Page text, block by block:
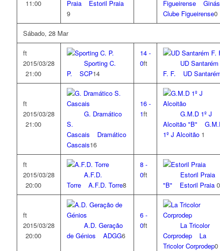
11:00 Praia
Estoril Praia
9
Figueirense
Clube Figueirense0
Sábado, 28 Mar
ft
2015/03/28
21:00
Sporting C.
P.
SCP14
14-
0ft
UD Santarém
F. F.
UD
ft
2015/03/28
21:00
G. Dramático
S.
Cascais
Dramático
Cascais16
16-
1ft
G.M.D 1º J
Alcoitão "B"
1º J Alcoitão 1
ft
2015/03/28
20:00
A.F.D.
Torre
A.F.D. Torre8
8-
0ft
Estoril Praia
"B"
Estoril Praia 0
ft
2015/03/28
20:00
A.D. Geração
de Génios
ADGG6
6-
0ft
La Tricolor
Corprodep
La
Tricolor Corprodep0